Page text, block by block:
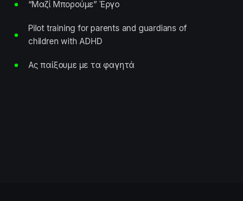
“Μαζί Μπορούμε” Έργο
Pilot training for parents and guardians of
children with ADHD
Ας παίξουμε με τα φαγητά